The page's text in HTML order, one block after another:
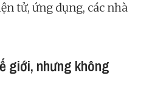
tử, ứng dụng, các nhà
giới, nhưng không